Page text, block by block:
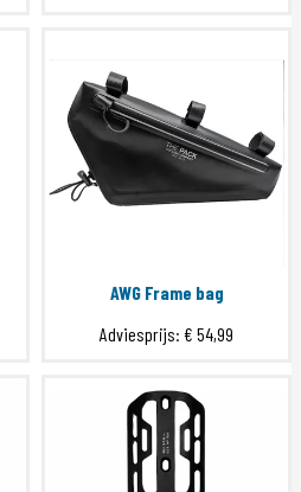
AWG Frame bag
Adviesprijs: € 54,99